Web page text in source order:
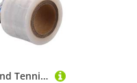
CONGARTENO Griffband Tennisschläger Rutschfestes Schweißabsorbierendes Tennis Badminton Grip Tape Atmungsaktiv Leicht Praktisch für Sportler und Freizeitspieler